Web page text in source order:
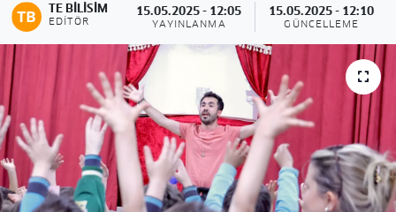
TE BILISIM
EDITÖR
15.05.2025 - 12:05
YAYINLANMA
15.05.2025 - 12:10
GÜNCELLEME